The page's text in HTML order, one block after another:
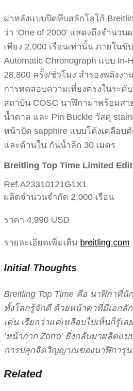
ฝาหลังแบบปิดทึบสลักโลโก้
ว่า ‘One of 2000’ แสดงถึงจำนว
เพียง 2,000 เรือนเท่านั้น ภายในขั
Automatic Chronograph แบบ In-
28,800 ครั้ง/ชั่วโมง สำรองพลังง
การทดสอบความเที่ยงตรงในระดั
สถาบัน COSC นาฬิกามาพร้อมสา
น้ำตาล และ Pin Buckle วัสดุ
หน้าปัด sapphire แบบโค้งเคลือบ
และด้านใน กันน้ำลึก 30 เมตร
Breitling Top Time Limited
Ref.A23310121G1X1
ผลิตจำนวนจำกัด 2,000 เรือน
ราคา 4,990 USD
รายละเอียดเพิ่มเติม breitling.com
Initial Thoughts
Breitling Top Time คือ นาฬิกาที่นั
ทั้งโลกรู้จักดี ด้วยหน้าตาที่มีเอกลั
เด่น เรียกว่าแค่เหลือบไปเห็นก็รู้เ
‘หน้ากาก Zorro’ ยิ่งกลับมาผลิตแ
การปลุกจิตวิญญาณของนาฬิการุ่
Related